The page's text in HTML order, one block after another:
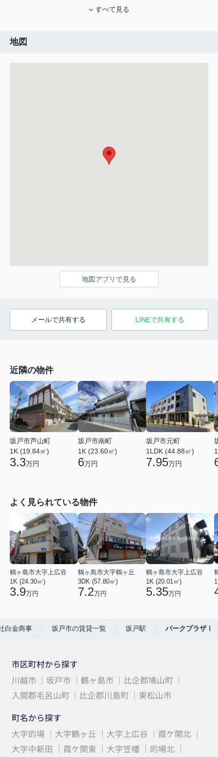
すべて見る
地図
地図アプリで見る
メールで共有する LINEで共有する
近隣の物件
坂戸市芦山町
1K (19.84㎡)
3.3万円
坂戸市南町
1K (23.60㎡)
6万円
坂戸市元町
1LDK (44.88㎡)
7.95万円
よく見られている物件
鶴ヶ島市大字上広谷
1K (24.30㎡)
3.9万円
鶴ヶ島市大字鶴ヶ丘
3DK (57.80㎡)
7.2万円
鶴ヶ島市大字上広谷
1K (20.01㎡)
5.35万円
白金商事 坂戸市の賃貸一覧 坂戸駅 パークプラザⅠ
市区町村から探す
川越市
坂戸市 鶴ヶ島市
比企郡鳩山町
入間郡毛呂山町
比企郡川島町
東松山市
町名から探す
大字的場
大字鶴ヶ丘 大字上広谷
霞ケ関北
大字中新田
霞ケ関東 大字笠幡
的場北